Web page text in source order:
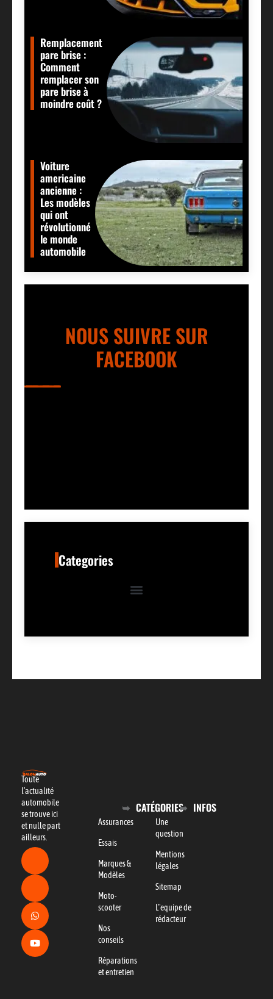
Remplacement
pare brise :
Comment
remplacer son
pare brise à
moindre coût ?
Voiture
americaine
ancienne :
Les modèles
qui ont
révolutionné
le monde
automobile
NOUS SUIVRE SUR
FACEBOOK
Categories
Toute
l’actualité
automobile
se trouve ici
et nulle part
ailleurs.
CATÉGORIES
Assurances
Essais
Marques &
Modèles
Moto-
scooter
Nos
conseils
Réparations
et entretien
INFOS
Une
question
Mentions
légales
Sitemap
L"equipe de
rédacteur